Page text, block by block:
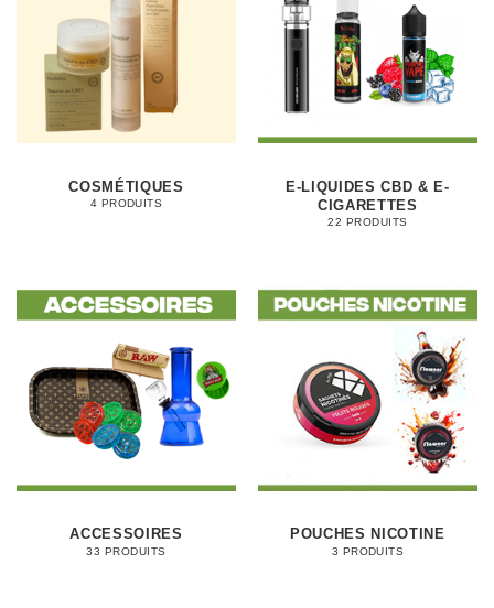
COSMÉTIQUES
4 PRODUITS
E-LIQUIDES CBD & E-
CIGARETTES
22 PRODUITS
ACCESSOIRES
33 PRODUITS
POUCHES NICOTINE
3 PRODUITS